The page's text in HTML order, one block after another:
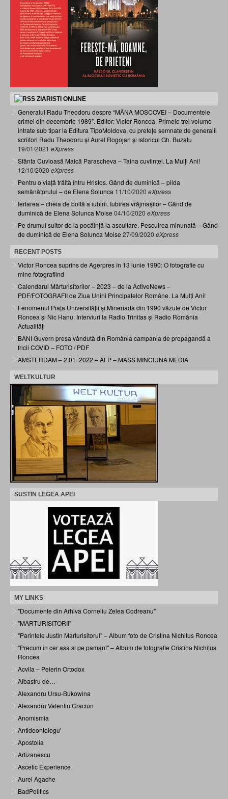
ZIARISTI ONLINE
Generalul Radu Theodoru despre “MÂNA MOSCOVEI – Documentele
crimei din decembrie 1989”. Editor: Victor Roncea. Primele trei volume
intrate sub tipar la Editura TipoMoldova, cu prefețe semnate de generalii
scriitori Radu Theodoru și Aurel Rogojan și istoricul Gh. Buzatu
19/01/2021 eXpress
Sfânta Cuvioasă Maică Parascheva – Taina cuviinței. La Mulți Ani!
12/10/2020 eXpress
Pentru o viață trăită întru Hristos. Gând de duminică – pilda
semănătorului – de Elena Solunca 11/10/2020 eXpress
Iertarea – cheia de boltă a iubirii. Iubirea vrăjmașilor – Gând de
duminică de Elena Solunca Moise 04/10/2020 eXpress
Pe drumul suitor de la pocăință la ascultare. Pescuirea minunată – Gând
de duminică de Elena Solunca Moise 27/09/2020 eXpress
RECENT POSTS
Victor Roncea suprins de Agerpres în 13 iunie 1990: O fotografie cu
mine fotografiind
Calendarul Mărturisitorilor – 2023 – de la ActiveNews –
PDF/FOTOGRAFII de Ziua Unirii Principatelor Române. La Mulți Ani!
Fenomenul Piața Universității și Mineriada din 1990 văzute de Victor
Roncea și Nic Hanu. Interviuri la Radio Trinitas și Radio România
Actualități
BANI Guvern presa vândută din România campania de propagandă a
fricii COVID – FOTO / PDF
AMSTERDAM – 2.01. 2022 – AFP – MASS MINCIUNA MEDIA
WELTKULTUR
SUSTIN LEGEA APEI
MY LINKS
"Documente din Arhiva Corneliu Zelea Codreanu"
"MARTURISITORII"
"Parintele Justin Marturisitorul" – Album foto de Cristina Nichitus Roncea
"Precum in cer asa si pe pamant" – Album de fotografie Cristina Nichitus
Roncea
Acvila – Pelerin Ortodox
Albastru de…
Alexandru Ursu-Bukowina
Alexandru Valentin Craciun
Anomismia
Antideontologu'
Apostolia
Artizanescu
Ascetic Experience
Aurel Agache
BadPolitics